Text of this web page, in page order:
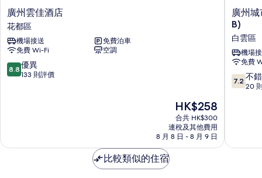
廣
州
雲
佳
酒
店
花
廣州雲佳酒店
花都區
機場接送
免費泊車
免費 Wi-Fi
空調
8.8
分
異，
8.8 優異
133 則評價
現
售
HK$258
HK$258
合共 HK$300
連稅及其他費用
8 月 8 日 - 8 月 9 日
廣
州
城
市
假
期
酒
店
場
廣州
B)
白雲區
機場
免費
7.2
分
不
7.2 不錯
20
比較類似的住宿